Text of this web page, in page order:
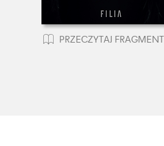
PRZECZYTAJ FRAGMENT